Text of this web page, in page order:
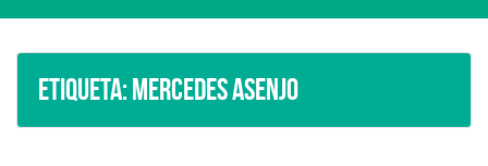
Etiqueta:Mercedes Asenjo